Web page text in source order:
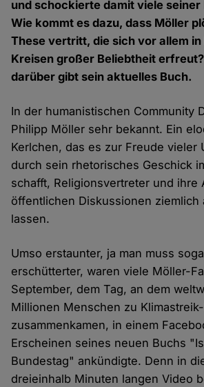
und schockierte damit viele seiner
Wie kommt es dazu, dass Möller
These vertritt, die sich vor allem
Kreisen großer Beliebtheit
darüber gibt sein aktuelles Buch.
In der humanistischen Community
Philipp Möller sehr bekannt. Ein
Kerlchen, das es zur Freude vieler
durch sein rhetorisches Geschick
schafft, Religionsvertreter und ihre
öffentlichen Diskussionen ziemlich
lassen.
Umso erstaunter, ja man muss
erschütterter, waren viele Möller-
September, dem Tag, an dem
Millionen Menschen zu
zusammenkamen, in einem
Erscheinen seines neuen Buchs
Bundestag" ankündigte. Denn in
dreieinhalb Minuten langen Video